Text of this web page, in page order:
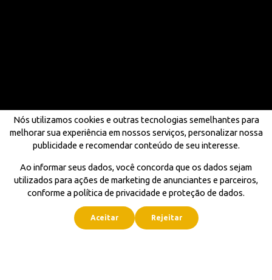
Nós utilizamos cookies e outras tecnologias semelhantes para
melhorar sua experiência em nossos serviços, personalizar nossa
publicidade e recomendar conteúdo de seu interesse.
Ao informar seus dados, você concorda que os dados sejam
utilizados para ações de marketing de anunciantes e parceiros,
conforme a política de privacidade e proteção de dados.
Aceitar Rejeitar